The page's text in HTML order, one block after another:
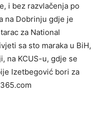
i bez razvlačenja po
na Dobrinju gdje je
za National
sa sto maraka u BiH,
na KCUS-u, gdje se
Izetbegović bori za